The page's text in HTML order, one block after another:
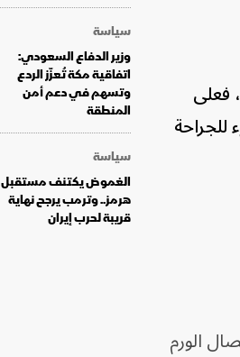
فعلى
الورم
سياسة
وزير الدفاع السعودي:
اتفاقية مكة تُعزّز الردع
وتسهم في دعم أمن
المنطقة
سياسة
الغموض يكتنف مستقبل
هرمز.. وترمب يرجح نهاية
قريبة لحرب إيران